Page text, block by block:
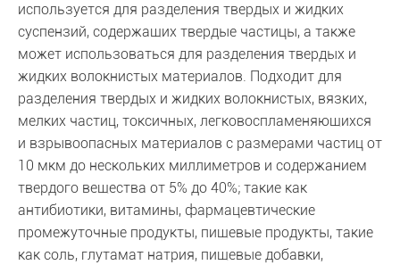
используется для разделения твердых и жидких
суспензий, содержащих твердые частицы, а также
может использоваться для разделения твердых и
жидких волокнистых материалов. Подходит для
разделения твердых и жидких волокнистых, вязких,
мелких частиц, токсичных, легковоспламеняющихся
и взрывоопасных материалов с размерами частиц от
10 мкм до нескольких миллиметров и содержанием
твердого вещества от 5% до 40%; такие как
антибиотики, витамины, фармацевтические
промежуточные продукты, пищевые продукты, такие
как соль, глутамат натрия, пищевые добавки,